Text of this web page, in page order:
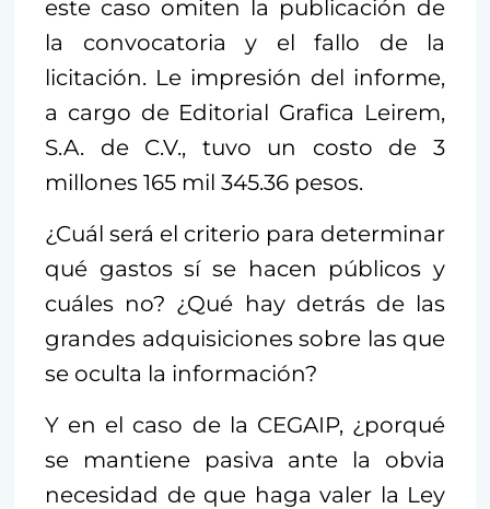
este caso omiten la publicación de
la convocatoria y el fallo de la
licitación. Le impresión del informe,
a cargo de Editorial Grafica Leirem,
S.A. de C.V., tuvo un costo de 3
millones 165 mil 345.36 pesos.
¿Cuál será el criterio para determinar
qué gastos sí se hacen públicos y
cuáles no? ¿Qué hay detrás de las
grandes adquisiciones sobre las que
se oculta la información?
Y en el caso de la CEGAIP, ¿porqué
se mantiene pasiva ante la obvia
necesidad de que haga valer la Ley